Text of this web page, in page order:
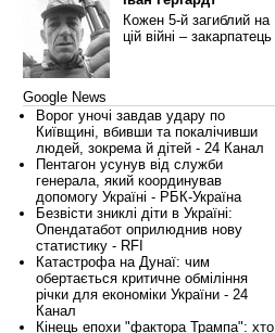
Кожен 5-й загиблий на
цій війні – закарпатець
Google News
Ворог уночі завдав удару по
Київщині, вбивши та покалічивши
людей, зокрема й дітей - 24 Канал
Пентагон усунув від служби
генерала, який координував
допомогу Україні - РБК-Україна
Безвісти зниклі діти в Україні:
Опендатабот оприлюднив нову
статистику - RFI
Катастрофа на Дунаї: чим
обертається критичне обміління
річки для економіки України - 24
Канал
Кінець епохи "фактора Трампа": хто